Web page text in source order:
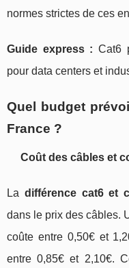
normes strictes de ces
Guide express : Cat6
pour data centers et
Quel budget
France ?
Coût des câbles et
La différence cat6 et
dans le prix des câbles.
coûte entre 0,50€ et
entre 0,85€ et 2,10€.